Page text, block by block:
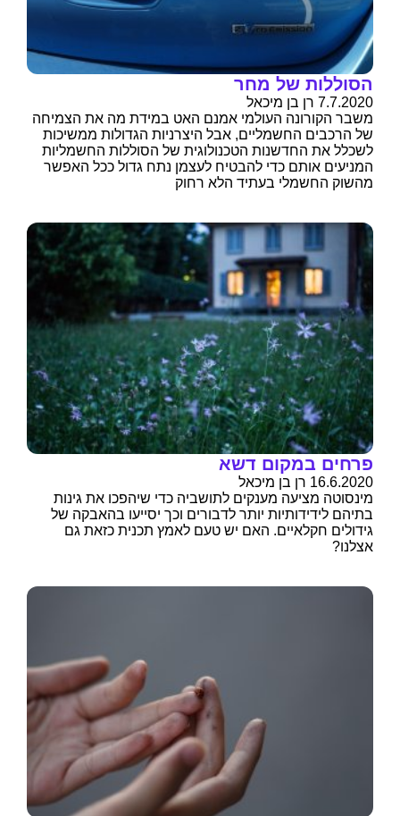
הסוללות של מחר
7.7.2020 רן בן מיכאל
משבר הקורונה העולמי אמנם האט במידת מה את הצמיחה
של הרכבים החשמליים, אבל היצרניות הגדולות ממשיכות
לשכלל את החדשנות הטכנולוגית של הסוללות החשמליות
המניעים אותם כדי להבטיח לעצמן נתח גדול ככל האפשר
מהשוק החשמלי בעתיד הלא רחוק
פרחים במקום דשא
16.6.2020 רן בן מיכאל
מינסוטה מציעה מענקים לתושביה כדי שיהפכו את גינות
בתיהם לידידותיות יותר לדבורים וכך יסייעו בהאבקה של
גידולים חקלאיים. האם יש טעם לאמץ תכנית כזאת גם
אצלנו?